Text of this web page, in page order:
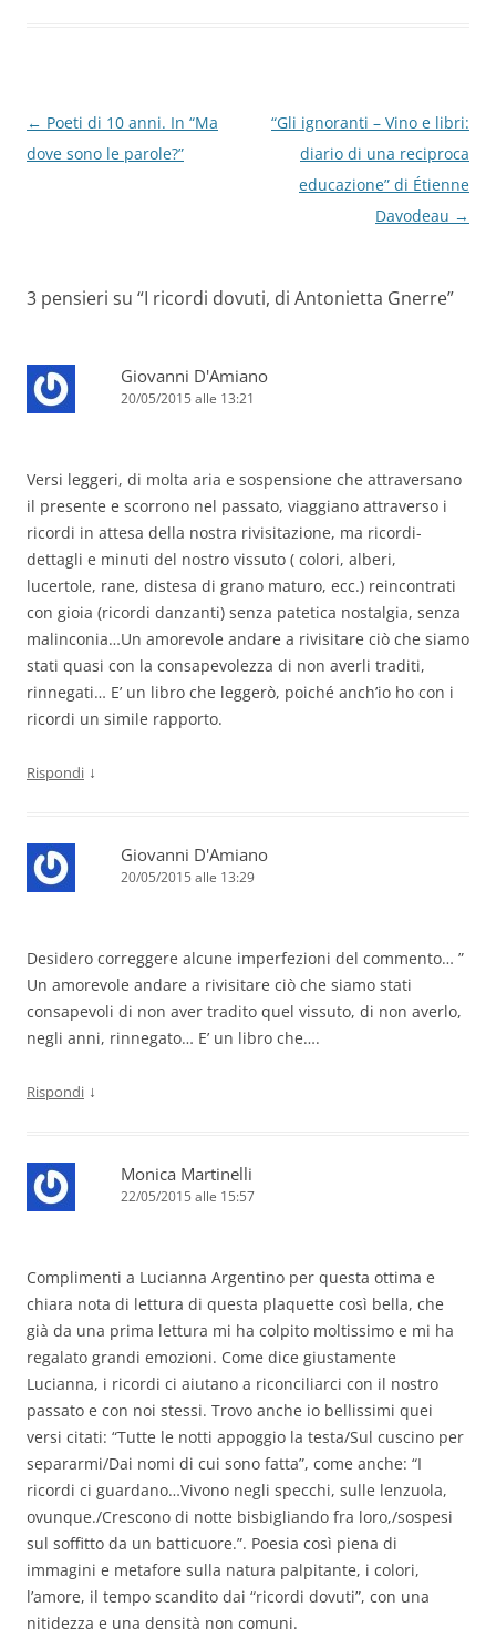
Navigazione
articolo
← Poeti di 10 anni. In “Ma
dove sono le parole?”
“Gli ignoranti – Vino e libri:
diario di una reciproca
educazione” di Étienne
Davodeau →
3 pensieri su “I ricordi dovuti, di Antonietta Gnerre”
Giovanni D'Amiano
20/05/2015 alle 13:21
Versi leggeri, di molta aria e sospensione che attraversano
il presente e scorrono nel passato, viaggiano attraverso i
ricordi in attesa della nostra rivisitazione, ma ricordi-
dettagli e minuti del nostro vissuto ( colori, alberi,
lucertole, rane, distesa di grano maturo, ecc.) reincontrati
con gioia (ricordi danzanti) senza patetica nostalgia, senza
malinconia…Un amorevole andare a rivisitare ciò che siamo
stati quasi con la consapevolezza di non averli traditi,
rinnegati… E’ un libro che leggerò, poiché anch’io ho con i
ricordi un simile rapporto.
Rispondi ↓
Giovanni D'Amiano
20/05/2015 alle 13:29
Desidero correggere alcune imperfezioni del commento… ”
Un amorevole andare a rivisitare ciò che siamo stati
consapevoli di non aver tradito quel vissuto, di non averlo,
negli anni, rinnegato… E’ un libro che….
Rispondi ↓
Monica Martinelli
22/05/2015 alle 15:57
Complimenti a Lucianna Argentino per questa ottima e
chiara nota di lettura di questa plaquette così bella, che
già da una prima lettura mi ha colpito moltissimo e mi ha
regalato grandi emozioni. Come dice giustamente
Lucianna, i ricordi ci aiutano a riconciliarci con il nostro
passato e con noi stessi. Trovo anche io bellissimi quei
versi citati: “Tutte le notti appoggio la testa/Sul cuscino per
separarmi/Dai nomi di cui sono fatta”, come anche: “I
ricordi ci guardano…Vivono negli specchi, sulle lenzuola,
ovunque./Crescono di notte bisbigliando fra loro,/sospesi
sul soffitto da un batticuore.”. Poesia così piena di
immagini e metafore sulla natura palpitante, i colori,
l’amore, il tempo scandito dai “ricordi dovuti”, con una
nitidezza e una densità non comuni.